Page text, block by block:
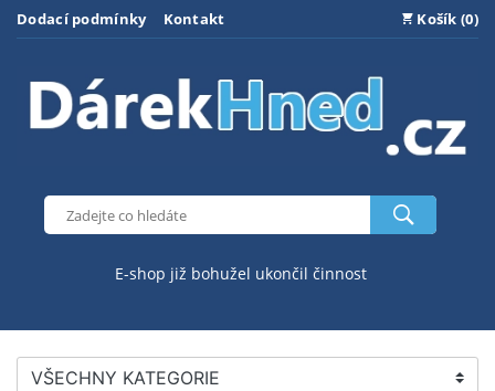
Dodací podmínky Kontakt Košík (0)
E-shop již bohužel ukončil činnost
VŠECHNY KATEGORIE